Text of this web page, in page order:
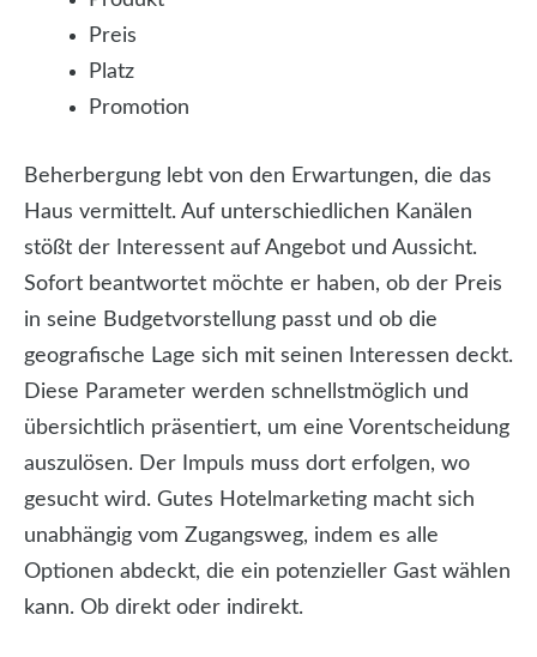
Preis
Platz
Promotion
Beherbergung lebt von den Erwartungen, die das
Haus vermittelt. Auf unterschiedlichen Kanälen
stößt der Interessent auf Angebot und Aussicht.
Sofort beantwortet möchte er haben, ob der Preis
in seine Budgetvorstellung passt und ob die
geografische Lage sich mit seinen Interessen deckt.
Diese Parameter werden schnellstmöglich und
übersichtlich präsentiert, um eine Vorentscheidung
auszulösen. Der Impuls muss dort erfolgen, wo
gesucht wird. Gutes Hotelmarketing macht sich
unabhängig vom Zugangsweg, indem es alle
Optionen abdeckt, die ein potenzieller Gast wählen
kann. Ob direkt oder indirekt.